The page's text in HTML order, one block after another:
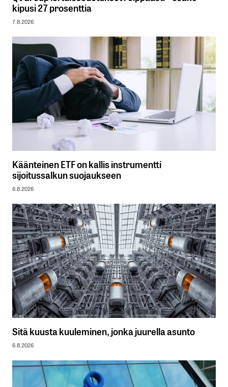
kipusi 27 prosenttia
7.8.2026
Käänteinen ETF on kallis instrumentti
sijoitussalkun suojaukseen
6.8.2026
Sitä kuusta kuuleminen, jonka juurella asunto
6.8.2026